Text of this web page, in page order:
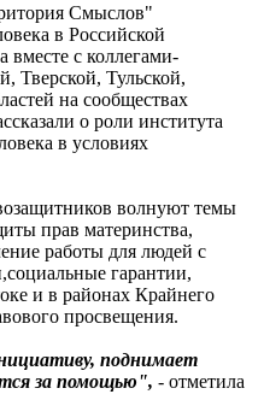
Смыслов"
в Российской
вместе с коллегами-
Тверской, Тульской,
на сообществах
о роли института
в условиях
волнуют темы
прав материнства,
работы для людей с
гарантии,
и в районах Крайнего
просвещения.
поднимает
за помощью", - отметила